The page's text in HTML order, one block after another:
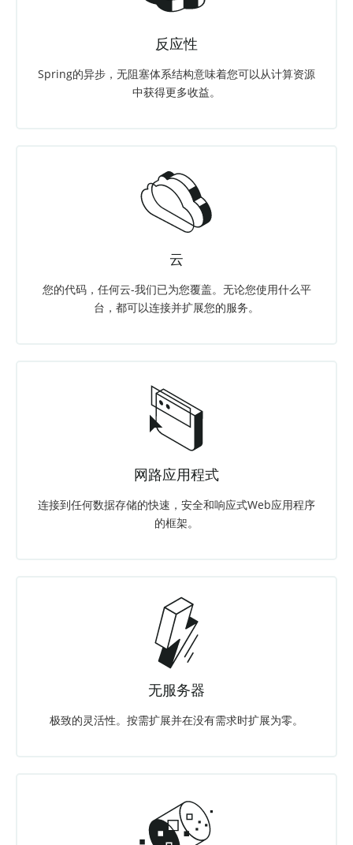
反应性
Spring的异步，无阻塞体系结构意味着您可以从计算资源
中获得更多收益。
云
您的代码，任何云-我们已为您覆盖。无论您使用什么平
台，都可以连接并扩展您的服务。
网路应用程式
连接到任何数据存储的快速，安全和响应式Web应用程序
的框架。
无服务器
极致的灵活性。按需扩展并在没有需求时扩展为零。